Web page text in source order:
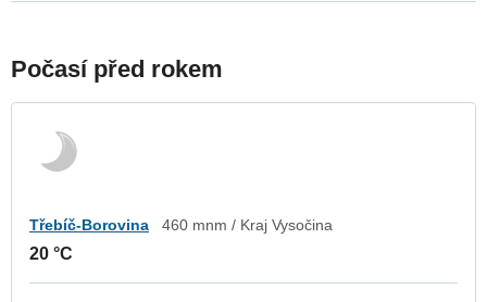
Počasí před rokem
Třebíč-Borovina 460 mnm / Kraj Vysočina
20 °C